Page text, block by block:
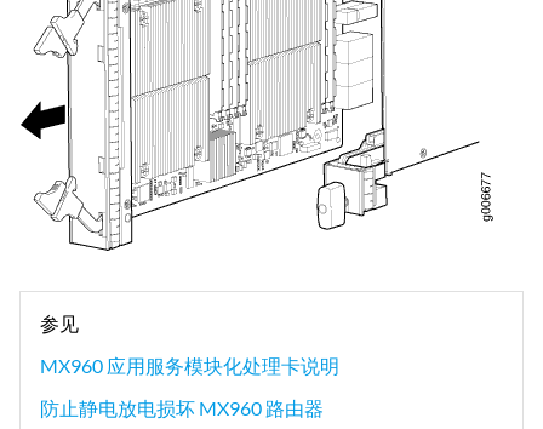
参见
MX960 应用服务模块化处理卡说明
防止静电放电损坏 MX960 路由器